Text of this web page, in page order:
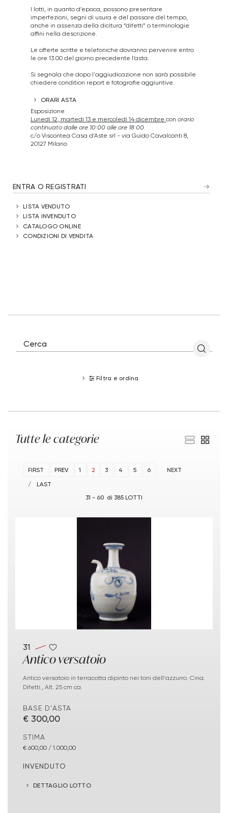
I lotti, in quanto d’epoca, possono presentare
imperfezioni, segni di usura e del passare del tempo,
anche in assenza della dicitura “difetti” o terminologie
affini nella descrizione.
Le offerte scritte e telefoniche dovranno pervenire entro
le ore 13.00 del giorno precedente l’asta.
Si segnala che dopo l'aggiudicazione non sarà possibile
chiedere condition report e fotografie aggiuntive.
ORARI ASTA
Esposizione
Lunedì 12, martedì 13 e mercoledì 14 dicembre con orario
continuato dalle ore 10:00 alle ore 18:00
c/o Viscontea Casa d’Aste srl - via Guido Cavalcanti 8,
20127 Milano
ENTRA O REGISTRATI
LISTA VENDUTO
LISTA INVENDUTO
CATALOGO ONLINE
CONDIZIONI DI VENDITA
Filtra e ordina
Tutte le categorie
31 - 60 di 385 LOTTI
FIRST PREV 1 2 3 4 5 6
NEXT
LAST
31
Antico versatoio
Antico versatoio in terracotta dipinto nei toni dell'azzurro. Cina.
Difetti., Alt. 25 cm ca.
BASE D'ASTA
€ 300,00
STIMA
€ 600,00 / 1.000,00
INVENDUTO
DETTAGLIO LOTTO